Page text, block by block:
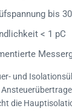
bis
< 1 pC
und
die